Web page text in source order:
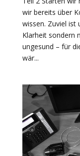
wir bereits über
wissen. Zuviel ist
Klarheit sondern
ungesund – für
wär...